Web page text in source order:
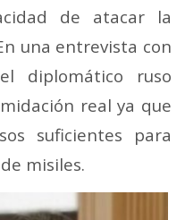
de atacar la
una entrevista con
diplomático ruso
real ya que
suficientes para
misiles.